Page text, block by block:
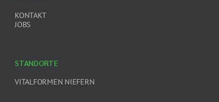
KONTAKT
JOBS
STANDORTE
VITALFORMEN NIEFERN